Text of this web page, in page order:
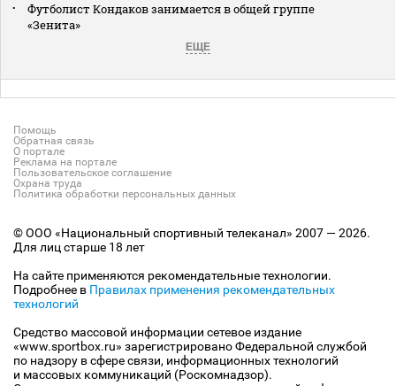
Футболист Кондаков занимается в общей группе
«Зенита»
ЕЩЕ
Помощь
Обратная связь
О портале
Реклама на портале
Пользовательское соглашение
Охрана труда
Политика обработки персональных данных
© ООО «Национальный спортивный телеканал» 2007 — 2026.
Для лиц старше 18 лет
На сайте применяются рекомендательные технологии.
Подробнее в Правилах применения рекомендательных
технологий
Средство массовой информации сетевое издание
«www.sportbox.ru» зарегистрировано Федеральной службой
по надзору в сфере связи, информационных технологий
и массовых коммуникаций (Роскомнадзор).